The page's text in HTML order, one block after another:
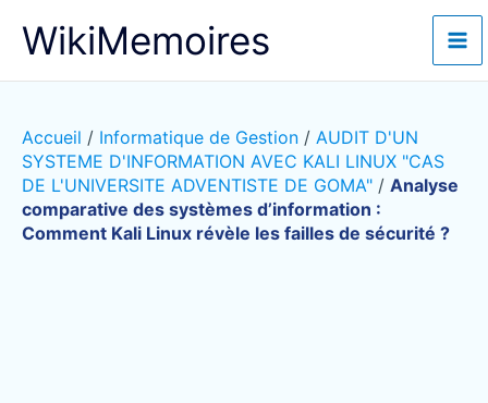
WikiMemoires
Accueil / Informatique de Gestion / AUDIT D'UN
SYSTEME D'INFORMATION AVEC KALI LINUX "CAS
DE L'UNIVERSITE ADVENTISTE DE GOMA" / Analyse
comparative des systèmes d’information :
Comment Kali Linux révèle les failles de sécurité ?